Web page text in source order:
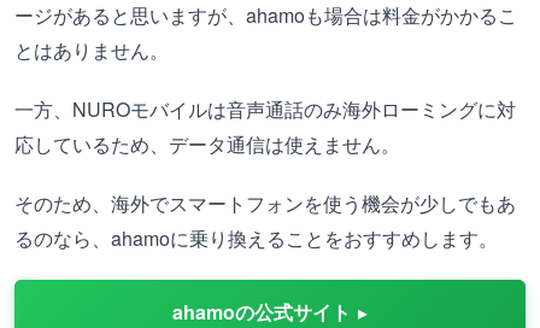
ージがあると思いますが、ahamoも場合は料金がかかるこ
とはありません。
一方、NUROモバイルは音声通話のみ海外ローミングに対
応しているため、データ通信は使えません。
そのため、海外でスマートフォンを使う機会が少しでもあ
るのなら、ahamoに乗り換えることをおすすめします。
ahamoの公式サイト